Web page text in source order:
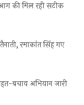
की मिल रही सटीक
रमाकांत सिंह गए
बचाव अभियान जारी